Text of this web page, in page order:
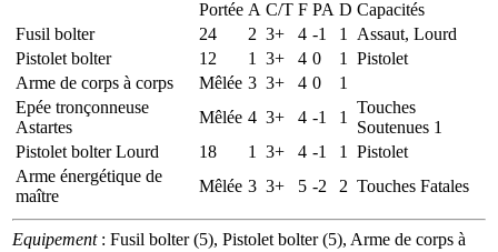
Portée A C/T F PA D Capacités
Fusil bolter
24 2 3+ 4 -1 1
Assaut, Lourd
Pistolet bolter
12 1 3+ 4 0 1
Pistolet
Arme de corps à corps
Mêlée 3 3+ 4 0
1
Epée tronçonneuse
Astartes
Mêlée 4 3+ 4 -1 1
Touches
Soutenues 1
Pistolet bolter Lourd
18 1 3+ 4 -1 1
Pistolet
Arme énergétique de
maître
Mêlée 3 3+ 5 -2 2 Touches Fatales
Equipement: Fusil bolter (5), Pistolet bolter (5), Arme de corps à